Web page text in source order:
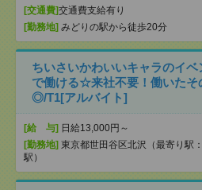
[交通費]交通費支給有り
[勤務地] みどりの駅から徒歩20分
ちいさいかわいいキャラのイ
で働ける☆来社不要！働いたそ
◎/T1[アルバイト]
[給 与] 日給13,000円～
[勤務地] 東京都世田谷区北沢（最寄り駅
駅）